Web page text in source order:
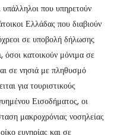
που υπηρετούν
Ελλάδας που διαβιούν
σε υποβολή δήλωσης
όσοι κατοικούν μόνιμα σε
σε νησιά με πληθυσμό
για τουριστικούς
Εισοδήματος, οι
μακροχρόνιας νοσηλείας
ευγηρίας και σε